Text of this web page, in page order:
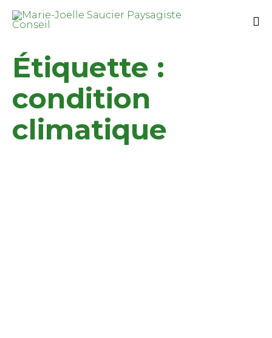
Étiquette :
condition
climatique